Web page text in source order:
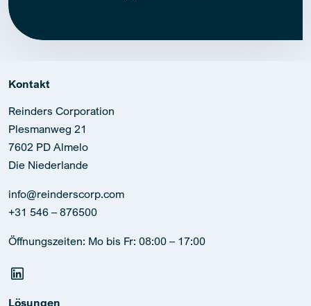
Kontakt
Reinders Corporation
Plesmanweg 21
7602 PD Almelo
Die Niederlande
info@reinderscorp.com
+31 546 – 876500
Öffnungszeiten: Mo bis Fr: 08:00 – 17:00
Lösungen